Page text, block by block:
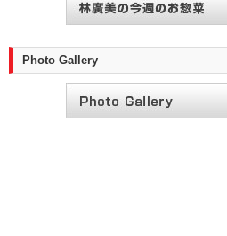
Photo Gallery